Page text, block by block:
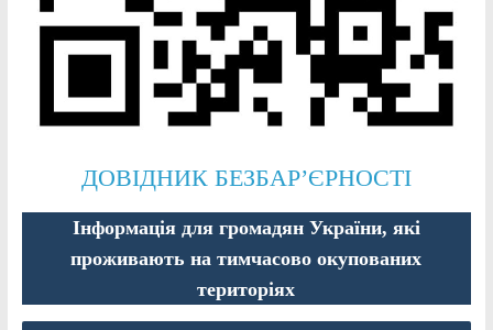
ДОВІДНИК БЕЗБАР’ЄРНОСТІ
Інформація для громадян України, які
проживають на тимчасово окупованих
територіях